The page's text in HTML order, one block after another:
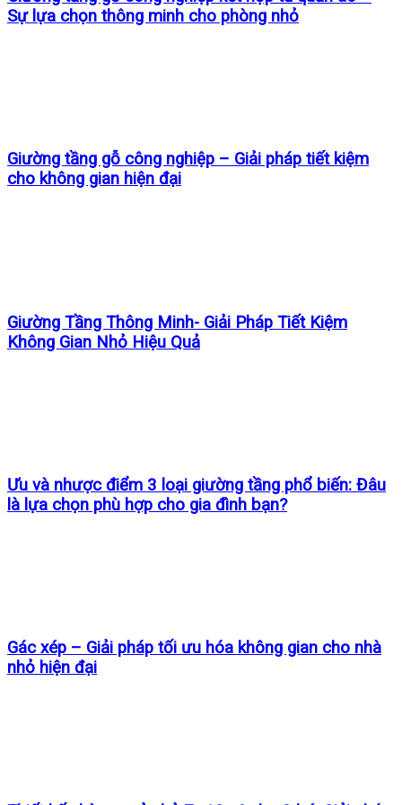
Sự lựa chọn thông minh cho phòng nhỏ
Giường tầng gỗ công nghiệp – Giải pháp tiết kiệm
cho không gian hiện đại
Giường Tầng Thông Minh- Giải Pháp Tiết Kiệm
Không Gian Nhỏ Hiệu Quả
Ưu và nhược điểm 3 loại giường tầng phổ biến: Đâu
là lựa chọn phù hợp cho gia đình bạn?
Gác xép – Giải pháp tối ưu hóa không gian cho nhà
nhỏ hiện đại